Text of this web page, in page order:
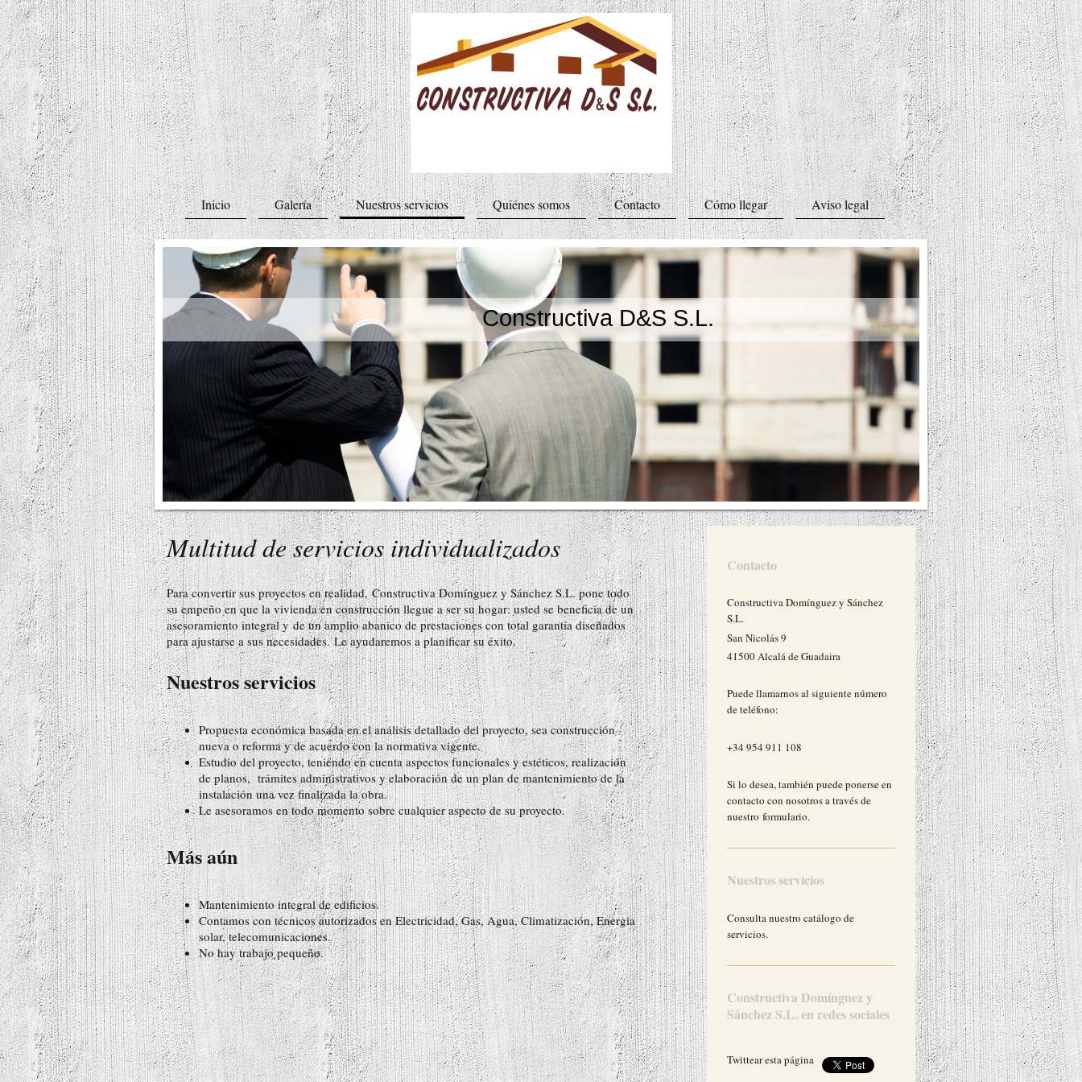
Inicio Galería Nuestros servicios Quiénes somos Contacto Cómo llegar Aviso legal
Constructiva D&S S.L.
Multitud de servicios individualizados
Para convertir sus proyectos en realidad,Constructiva Domínguez y Sánchez S.L.pone todo
su empeño en que la vivienda en construcción llegue a ser su hogar: usted se beneficia de un
asesoramiento integral y de un amplio abanico de prestaciones con total garantía diseñados
para ajustarse a sus necesidades. Le ayudaremos a planificar su éxito.
Nuestros servicios
Propuesta económica basada en el análisis detallado del proyecto, sea construcción
nueva o reforma y de acuerdo con la normativa vigente.
Estudio del proyecto, teniendo en cuenta aspectos funcionales y estéticos, realización
de planos, trámites administrativos y elaboración de un plan de mantenimiento de la
instalación una vez finalizada la obra.
Le asesoramos en todo momento sobre cualquier aspecto de su proyecto.
Más aún
Mantenimiento integral de edificios.
Contamos con técnicos autorizados en Electricidad, Gas, Agua, Climatización, Energia
solar, telecomunicaciones.
No hay trabajo pequeño.
Contacto
Constructiva Domínguez y Sánchez
S.L.
San Nicolás9
41500Alcalá de Guadaira
Puede llamarnos al siguiente número
de teléfono:
+34 954 911 108
Si lo desea, también puede ponerse en
contacto con nosotros a través de
nuestro formulario.
Nuestros servicios
Consulta nuestro catálogo de
servicios.
Constructiva Domínguez y
Sánchez S.L. en redes sociales
Twittear esta página